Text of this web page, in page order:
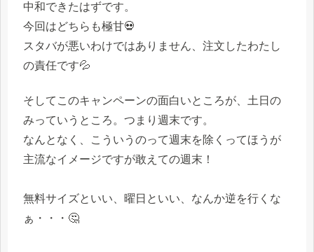
中和できたはずです。
今回はどちらも極甘💀
スタバが悪いわけではありません、注文したわたし
の責任です💦
そしてこのキャンペーンの面白いところが、土日の
みっていうところ。つまり週末です。
なんとなく、こういうのって週末を除くってほうが
主流なイメージですが敢えての週末！
無料サイズといい、曜日といい、なんか逆を行くな
ぁ・・・🤔